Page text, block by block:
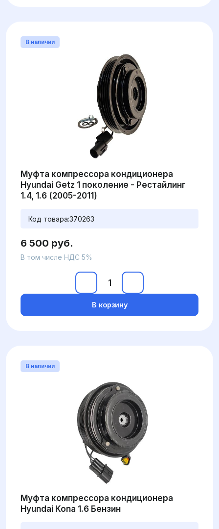
В наличии
Муфта компрессора кондиционера
Hyundai Getz 1 поколение - Рестайлинг
1.4, 1.6 (2005-2011)
Код товара:370263
6 500 руб.
В том числе НДС 5%
В корзину
В наличии
Муфта компрессора кондиционера
Hyundai Kona 1.6 Бензин